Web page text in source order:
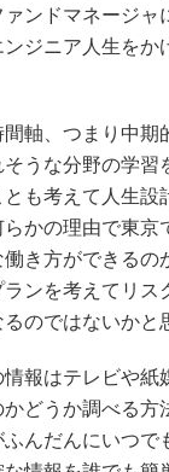
ンドマネージャ
ジニア人生をか
軸、つまり中期
うな分野の学習
も考えて人生
かの理由で東京
き方ができるの
ンを考えてリス
のではないかと
報はテレビや紙
どうか調べる方
んだんにいつで